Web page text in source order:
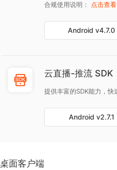
合规使用说明：
点击查看
Android v4.7.0
云直播-推流 SDK
提供丰富的SDK能力，
Android v2.7.1
桌面客户端